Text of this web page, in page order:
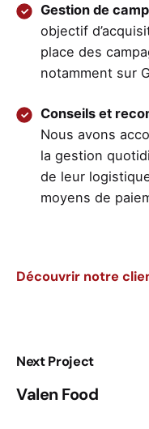
Gestion de
objectif
place des
notamment sur
Conseils et
Nous avons
la gestion
de leur
moyens de
Découvrir notre
Next Project
Valen Food